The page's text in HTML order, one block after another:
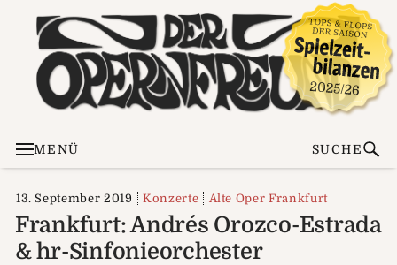
MENÜ SUCHE
13. September 2019 Konzerte Alte Oper Frankfurt
Frankfurt: Andrés Orozco-Estrada
& hr-Sinfonieorchester